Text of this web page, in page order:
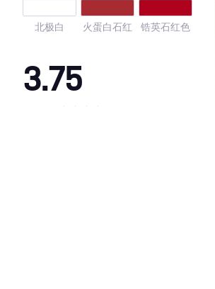
北极白 火蛋白石红 锆英石红色
3.75